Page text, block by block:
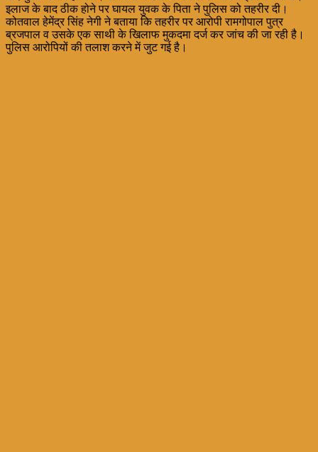
इलाज के बाद ठीक होने पर घायल युवक के पिता ने पुलिस को तहरीर दी।
कोतवाल हेमेंद्र सिंह नेगी ने बताया कि तहरीर पर आरोपी रामगोपाल पुत्र
ब्रजपाल व उसके एक साथी के खिलाफ मुकदमा दर्ज कर जांच की जा रही है।
पुलिस आरोपियों की तलाश करने में जुट गई है।